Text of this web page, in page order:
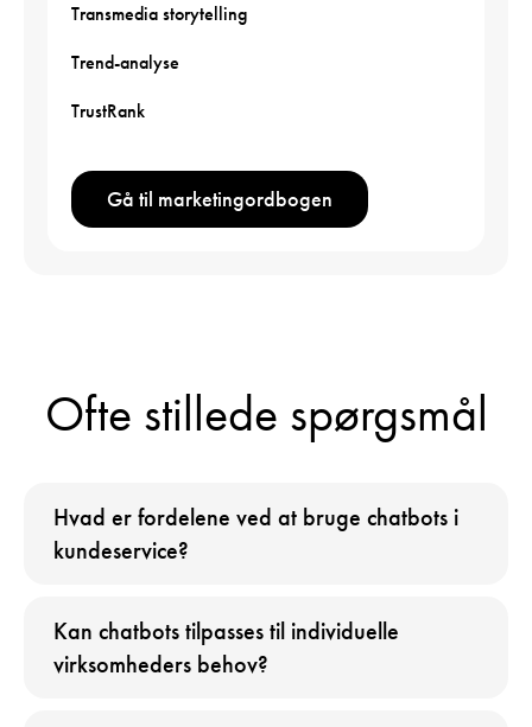
Transmedia storytelling
Trend-analyse
TrustRank
Gå til marketingordbogen
Ofte stillede spørgsmål
Hvad er fordelene ved at bruge chatbots i
kundeservice?
Kan chatbots tilpasses til individuelle
virksomheders behov?